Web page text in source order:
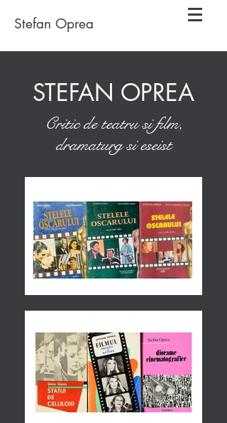
Stefan Oprea
STEFAN OPREA
Critic de teatru si film,
dramaturg si eseist